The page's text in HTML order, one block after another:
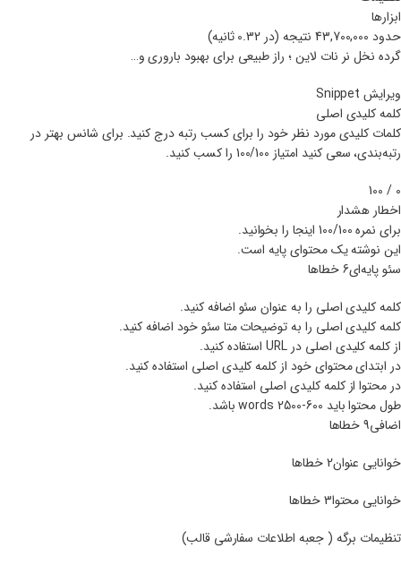
ابزارها
حدود 43,700,000 نتیجه (در 0.32 ثانیه)
گرده نخل نر نات لاین ؛ راز طبیعی برای بهبود باروری و…
ویرایش Snippet
کلمه کلیدی اصلی
کلمات کلیدی مورد نظر خود را برای کسب رتبه درج کنید. برای شانس بهتر در
رتبه‌بندی، سعی کنید امتیاز 100/100 را کسب کنید.
0 / 100
اخطار هشدار
برای نمره 100/100 اینجا را بخوانید.
این نوشته یک محتوای پایه است.
سئو پایه‌ای6 خطاها
کلمه کلیدی اصلی را به عنوان سئو اضافه کنید.
کلمه کلیدی اصلی را به توضیحات متا سئو خود اضافه کنید.
از کلمه کلیدی اصلی در URL استفاده کنید.
در ابتدای محتوای خود از کلمه کلیدی اصلی استفاده کنید.
در محتوا از کلمه کلیدی اصلی استفاده کنید.
طول محتوا باید 600-2500 words باشد.
اضافی9 خطاها
خوانایی عنوان2 خطاها
خوانایی محتوا3 خطاها
تنظیمات برگه ( جعبه اطلاعات سفارشی قالب)